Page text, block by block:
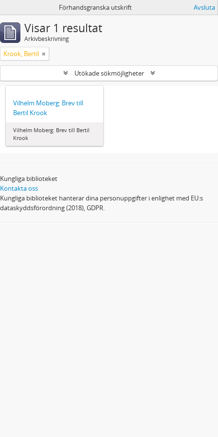
Förhandsgranska utskrift Avsluta
Visar 1 resultat
Arkivbeskrivning
Krook, Bertil
Utökade sökmöjligheter
Vilhelm Moberg: Brev till
Bertil Krook
Vilhelm Moberg: Brev till Bertil
Krook
Kungliga biblioteket
Kontakta oss
Kungliga biblioteket hanterar dina personuppgifter i enlighet med EU:s
dataskyddsförordning (2018), GDPR.